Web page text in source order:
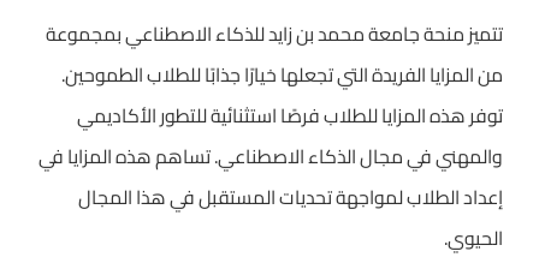
تتميز منحة جامعة محمد بن زايد للذكاء الاصطناعي بمجموعة
من المزايا الفريدة التي تجعلها خيارًا جذابًا للطلاب الطموحين.
توفر هذه المزايا للطلاب فرصًا استثنائية للتطور الأكاديمي
والمهني في مجال الذكاء الاصطناعي. تساهم هذه المزايا في
إعداد الطلاب لمواجهة تحديات المستقبل في هذا المجال
الحيوي.